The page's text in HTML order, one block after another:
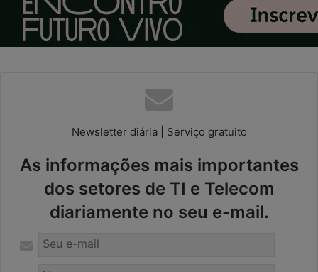
Newsletter diária | Serviço gratuito
As informações mais importantes
dos setores de TI e Telecom
diariamente no seu e-mail.